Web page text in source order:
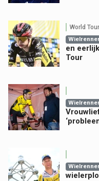
World Tour
en
Tour